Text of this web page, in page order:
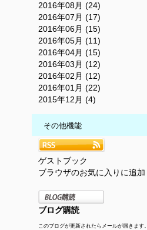
2016年08月 (24)
2016年07月 (17)
2016年06月 (15)
2016年05月 (11)
2016年04月 (15)
2016年03月 (12)
2016年02月 (12)
2016年01月 (22)
2015年12月 (4)
その他機能
ゲストブック
ブラウザのお気に入りに追加
ブログ購読
このブログが更新されたらメールが届きます。